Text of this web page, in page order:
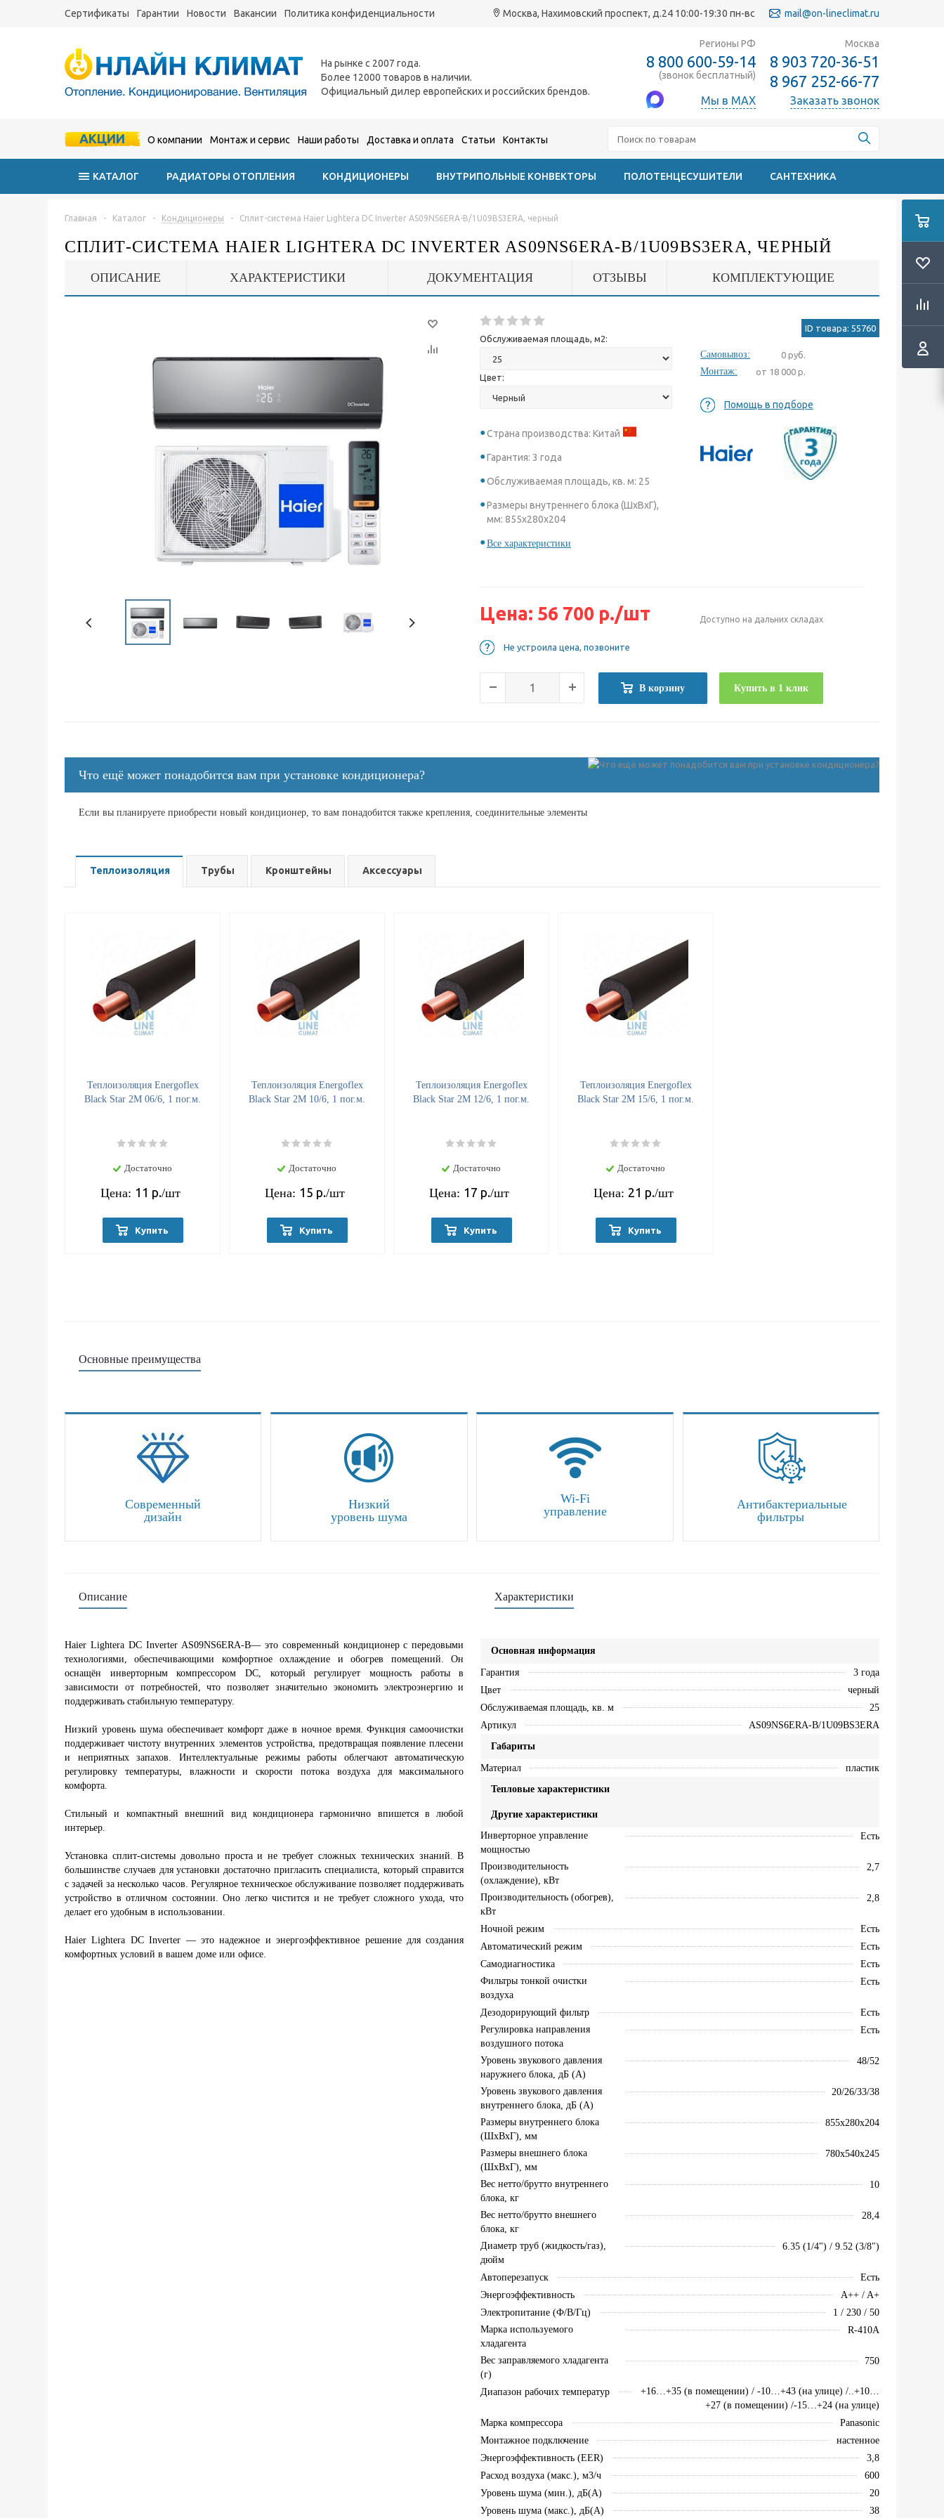
Сертификаты Гарантии Новости Вакансии Политика конфиденциальности Москва, Нахимовский проспект, д.24 10:00-19:30 пн-вс mail@on-lineclimat.ru
На рынке с 2007 года.
Более 12000 товаров в наличии.
Официальный дилер европейских и российских брендов.
Регионы РФ
8 800 600-59-14
(звонок бесплатный)
Мы в MAX
Москва
8 903 720-36-51
8 967 252-66-77
Заказать звонок
АКЦИИ О компании Монтаж и сервис Наши работы Доставка и оплата Статьи Контакты
КАТАЛОГ РАДИАТОРЫ ОТОПЛЕНИЯ КОНДИЦИОНЕРЫ ВНУТРИПОЛЬНЫЕ КОНВЕКТОРЫ ПОЛОТЕНЦЕСУШИТЕЛИ САНТЕХНИКА
Главная - Каталог - Кондиционеры - Сплит-система Haier Lightera DC Inverter AS09NS6ERA-B/1U09BS3ERA, черный
СПЛИТ-СИСТЕМА HAIER LIGHTERA DC INVERTER AS09NS6ERA-B/1U09BS3ERA, ЧЕРНЫЙ
ОПИСАНИЕ ХАРАКТЕРИСТИКИ ДОКУМЕНТАЦИЯ ОТЗЫВЫ КОМПЛЕКТУЮЩИЕ
Обслуживаемая площадь, м2:
Цвет:
Страна производства: Китай
Гарантия: 3 года
Обслуживаемая площадь, кв. м: 25
Размеры внутреннего блока (ШхВхГ),
мм: 855x280x204
Все характеристики
ID товара: 55760
Самовывоз: 0 руб.
Монтаж: от 18 000 р.
Помощь в подборе
Цена: 56 700 р./шт Доступно на дальних складах
Не устроила цена, позвоните
В корзину Купить в 1 клик
Что ещё может понадобится вам при установке кондиционера?
Если вы планируете приобрести новый кондиционер, то вам понадобится также крепления, соединительные элементы
Теплоизоляция Трубы Кронштейны Аксессуары
Теплоизоляция Energoflex
Black Star 2М 06/6, 1 пог.м.
Достаточно
Цена: 11 р./шт
Купить
Теплоизоляция Energoflex
Black Star 2М 10/6, 1 пог.м.
Достаточно
Цена: 15 р./шт
Купить
Теплоизоляция Energoflex
Black Star 2М 12/6, 1 пог.м.
Достаточно
Цена: 17 р./шт
Купить
Теплоизоляция Energoflex
Black Star 2М 15/6, 1 пог.м.
Достаточно
Цена: 21 р./шт
Купить
Основные преимущества
Современный
дизайн
Низкий
уровень шума
Wi-Fi
управление
Антибактериальные
фильтры
Описание
Haier Lightera DC Inverter AS09NS6ERA-B— это современный кондиционер с передовыми
технологиями, обеспечивающими комфортное охлаждение и обогрев помещений. Он
оснащён инверторным компрессором DC, который регулирует мощность работы в
зависимости от потребностей, что позволяет значительно экономить электроэнергию и
поддерживать стабильную температуру.
Низкий уровень шума обеспечивает комфорт даже в ночное время. Функция самоочистки
поддерживает чистоту внутренних элементов устройства, предотвращая появление плесени
и неприятных запахов. Интеллектуальные режимы работы облегчают автоматическую
регулировку температуры, влажности и скорости потока воздуха для максимального
комфорта.
Стильный и компактный внешний вид кондиционера гармонично впишется в любой
интерьер.
Установка сплит-системы довольно проста и не требует сложных технических знаний. В
большинстве случаев для установки достаточно пригласить специалиста, который справится
с задачей за несколько часов. Регулярное техническое обслуживание позволяет поддерживать
устройство в отличном состоянии. Оно легко чистится и не требует сложного ухода, что
делает его удобным в использовании.
Haier Lightera DC Inverter — это надежное и энергоэффективное решение для создания
комфортных условий в вашем доме или офисе.
Характеристики
Основная информация
Гарантия
3 года
Цвет
черный
Обслуживаемая площадь, кв. м
25
Артикул
AS09NS6ERA-B/1U09BS3ERA
Габариты
Материал
пластик
Тепловые характеристики
Другие характеристики
Инверторное управление
мощностью
Есть
Производительность
(охлаждение), кВт
2,7
Производительность (обогрев),
кВт
2,8
Ночной режим
Есть
Автоматический режим
Есть
Самодиагностика
Есть
Фильтры тонкой очистки
воздуха
Есть
Дезодорирующий фильтр
Есть
Регулировка направления
воздушного потока
Есть
Уровень звукового давления
наружнего блока, дБ (А)
48/52
Уровень звукового давления
внутреннего блока, дБ (А)
20/26/33/38
Размеры внутреннего блока
(ШхВхГ), мм
855x280x204
Размеры внешнего блока
(ШхВхГ), мм
780x540x245
Вес нетто/брутто внутреннего
блока, кг
10
Вес нетто/брутто внешнего
блока, кг
28,4
Диаметр труб (жидкость/газ),
дюйм
6.35 (1/4") / 9.52 (3/8")
Автоперезапуск
Есть
Энергоэффективность
A++ / A+
Электропитание (Ф/В/Гц)
1 / 230 / 50
Марка используемого
хладагента
R-410A
Вес заправляемого хладагента
(г)
750
Диапазон рабочих температур
+16…+35 (в помещении) / -10…+43 (на улице) /..+10…
+27 (в помещении) /-15…+24 (на улице)
Марка компрессора
Panasonic
Монтажное подключение
настенное
Энергоэффективность (EER)
3,8
Расход воздуха (макс.), м3/ч
600
Уровень шума (мин.), дБ(А)
20
Уровень шума (макс.), дБ(А)
38